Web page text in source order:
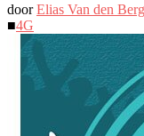
doorElias Van den Berg
■4G